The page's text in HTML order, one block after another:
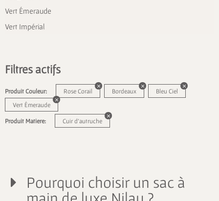
Vert Émeraude
Vert Impérial
Filtres actifs
Produit Couleur: Rose Corail Bordeaux
Bleu Ciel
Vert Émeraude
Produit Matiere: Cuir d'autruche
Pourquoi choisir un sac à